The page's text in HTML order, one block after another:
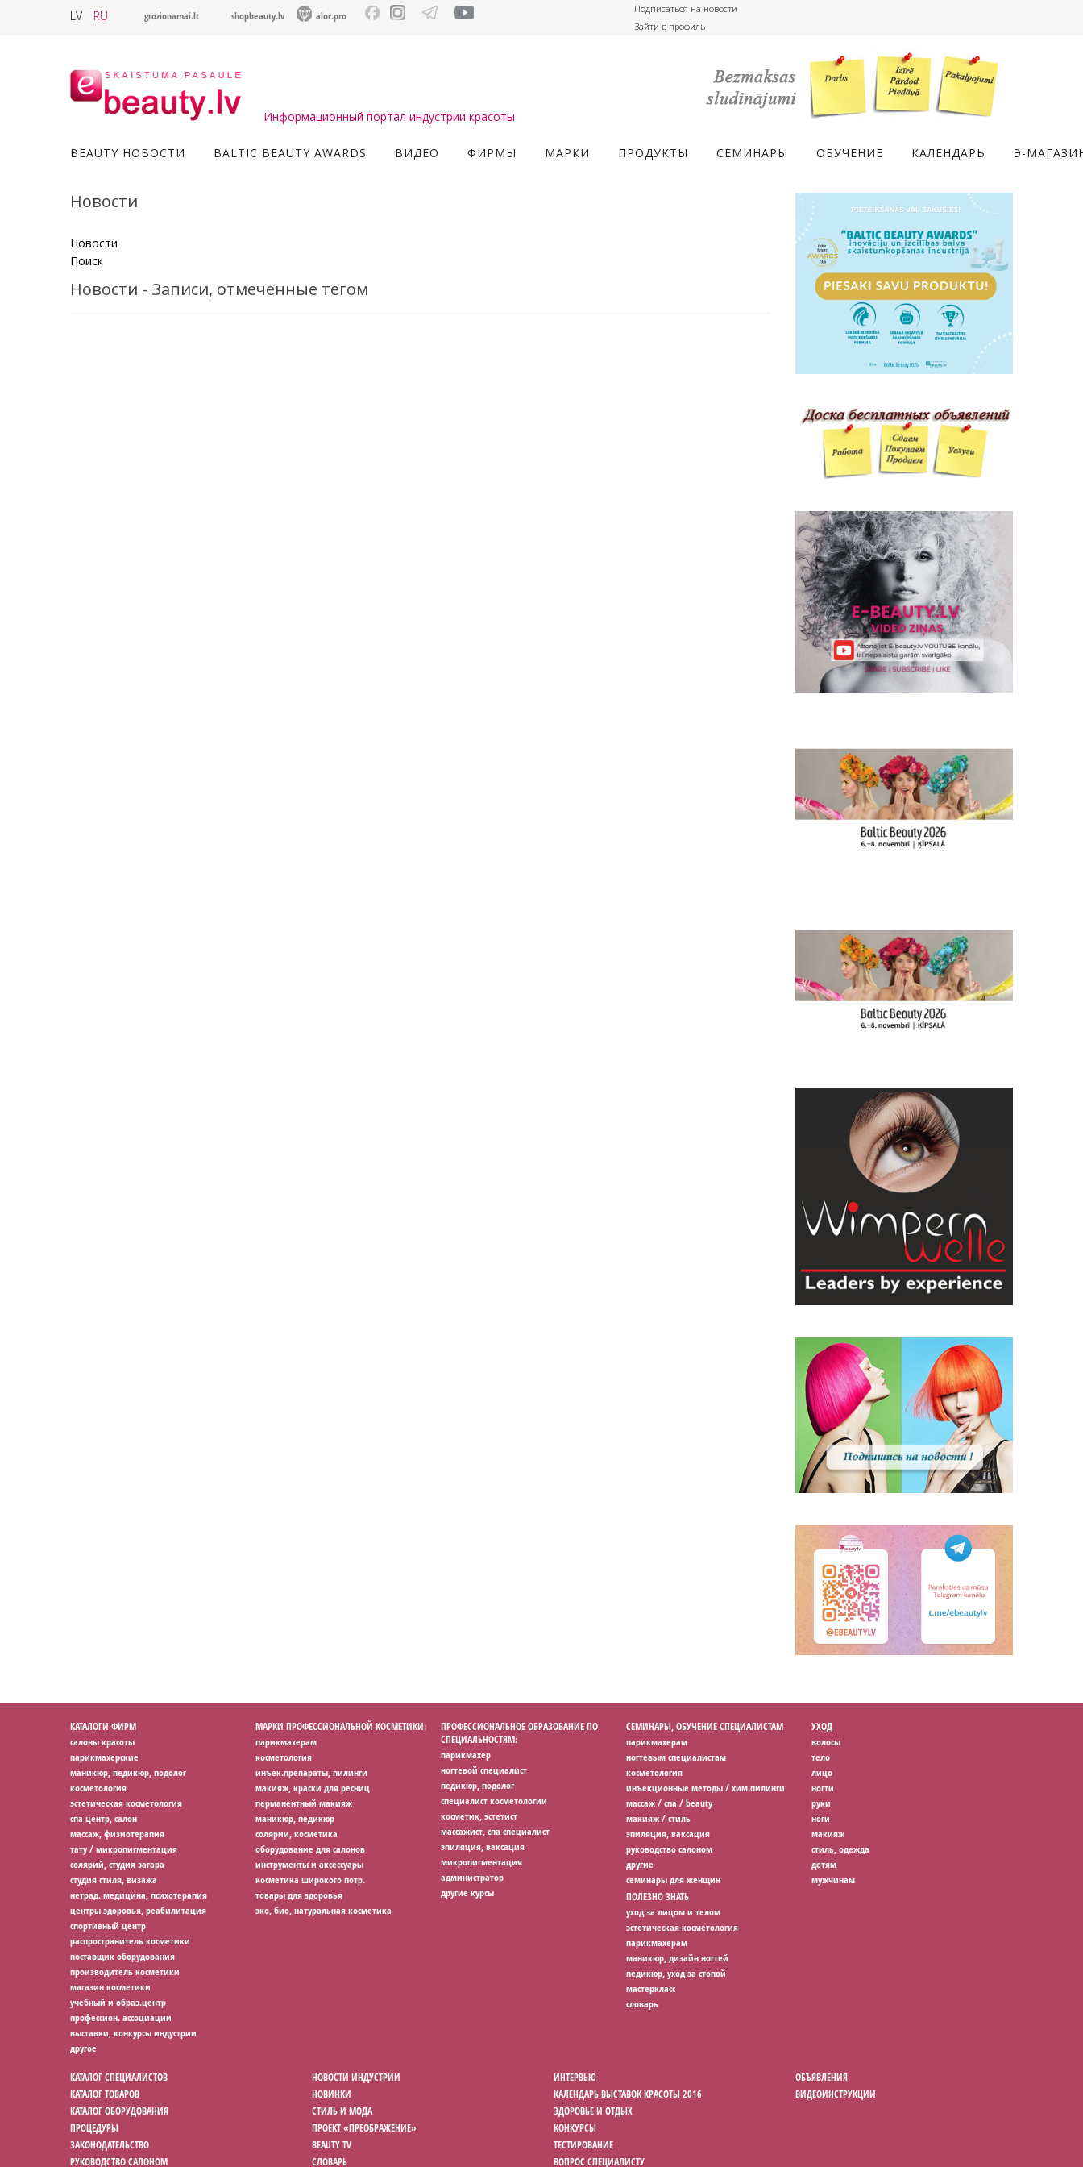
LV RU grozionamai.lt shopbeauty.lv alor.pro
Подписаться на новости
Зайти в профиль
Информационный портал индустрии красоты
BEAUTY НОВОСТИ BALTIC BEAUTY AWARDS ВИДЕО ФИРМЫ МАРКИ ПРОДУКТЫ СЕМИНАРЫ ОБУЧЕНИЕ КАЛЕНДАРЬ Э-
Новости
Новости
Поиск
Новости - Записи, отмеченные тегом
КАТАЛОГИ ФИРМ
салоны красоты
парикмахерские
маникюр, педикюр, подолог
косметология
эстетическая косметология
спа центр, салон
массаж, физиотерапия
тату / микропигментация
солярий, студия загара
студия стиля, визажа
нетрад. медицина, психотерапия
центры здоровья, реабилитация
спортивный центр
распространитель косметики
поставщик оборудования
производитель косметики
магазин косметики
учебный и образ.центр
профессион. ассоциации
выставки, конкурсы индустрии
другое
МАРКИ ПРОФЕССИОНАЛЬНОЙ КОСМЕТИКИ:
парикмахерам
косметология
инъек.препараты, пилинги
макияж, краски для ресниц
перманентный макияж
маникюр, педикюр
солярии, косметика
оборудование для салонов
инструменты и аксессуары
косметика широкого потр.
товары для здоровья
эко, био, натуральная косметика
ПРОФЕССИОНАЛЬНОЕ ОБРАЗОВАНИЕ ПО
СПЕЦИАЛЬНОСТЯМ:
парикмахер
ногтевой специалист
педикюр, подолог
специалист косметологии
косметик, эстетист
массажист, спа специалист
эпиляция, ваксация
микропигментация
администратор
другие курсы
СЕМИНАРЫ, ОБУЧЕНИЕ СПЕЦИАЛИСТАМ
парикмахерам
ногтевым специалистам
косметология
инъекционные методы / хим.пилинги
массаж / спа / beauty
макияж / стиль
эпиляция, ваксация
руководство салоном
другие
семинары для женщин
УХОД
волосы
тело
лицо
ногти
руки
ноги
макияж
стиль, одежда
детям
мужчинам
ПОЛЕЗНО ЗНАТЬ
уход за лицом и телом
эстетическая косметология
парикмахерам
маникюр, дизайн ногтей
педикюр, уход за стопой
мастеркласс
словарь
КАТАЛОГ СПЕЦИАЛИСТОВ
КАТАЛОГ ТОВАРОВ
КАТАЛОГ ОБОРУДОВАНИЯ
ПРОЦЕДУРЫ
ЗАКОНОДАТЕЛЬСТВО
РУКОВОДСТВО САЛОНОМ
НОВОСТИ ИНДУСТРИИ
НОВИНКИ
СТИЛЬ И МОДА
ПРОЕКТ «ПРЕОБРАЖЕНИЕ»
BEAUTY TV
СЛОВАРЬ
ИНТЕРВЬЮ
КАЛЕНДАРЬ ВЫСТАВОК КРАСОТЫ 2016
ЗДОРОВЬЕ И ОТДЫХ
КОНКУРСЫ
ТЕСТИРОВАНИЕ
ВОПРОС СПЕЦИАЛИСТУ
ОБЪЯВЛЕНИЯ
ВИДЕОИНСТРУКЦИИ